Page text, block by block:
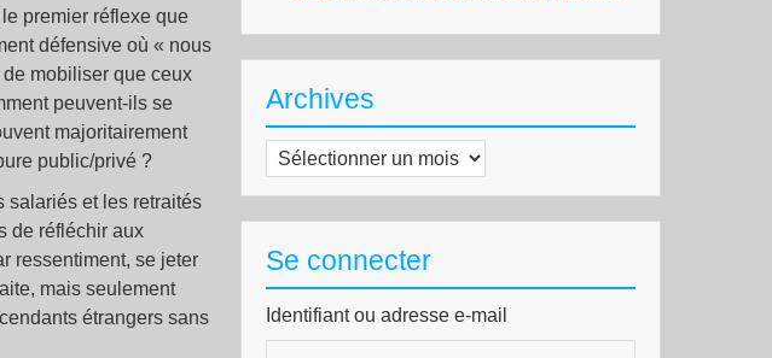
premier réflexe que
défensive où « nous
mobiliser que ceux
peuvent-ils se
majoritairement
public/privé ?
salariés et les retraités
de réfléchir aux
ressentiment, se jeter
mais seulement
étrangers sans
Archives
Archives
Se connecter
Identifiant ou adresse e-mail